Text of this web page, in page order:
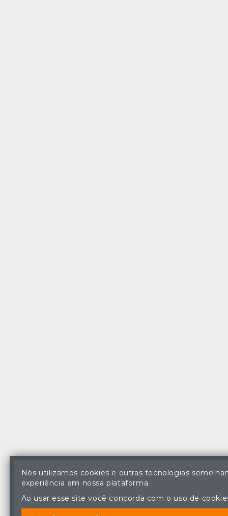
Nós utilizamos cookies e outras tecnologias
experiência em nossa plataforma.
Ao usar esse site você concorda com o uso de